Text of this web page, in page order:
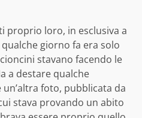
proprio loro, in esclusiva a
giorno fa era solo
stavano facendo le
a destare qualche
foto, pubblicata da
stava provando un abito